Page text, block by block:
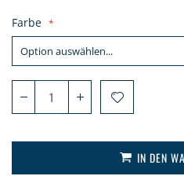
Farbe
IN DEN